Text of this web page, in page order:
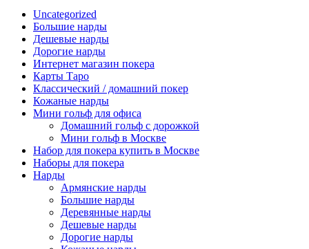
Uncategorized
Большие нарды
Дешевые нарды
Дорогие нарды
Интернет магазин покера
Карты Таро
Классический / домашний покер
Кожаные нарды
Мини гольф для офиса
Домашний гольф с дорожкой
Мини гольф в Москве
Набор для покера купить в Москве
Наборы для покера
Нарды
Армянские нарды
Большие нарды
Деревянные нарды
Дешевые нарды
Дорогие нарды